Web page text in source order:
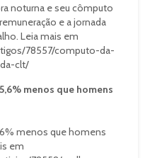
noturna e seu cômputo
e a jornada
Leia mais em
78557/computo-da-
clt/
menos que homens
menos que homens
em